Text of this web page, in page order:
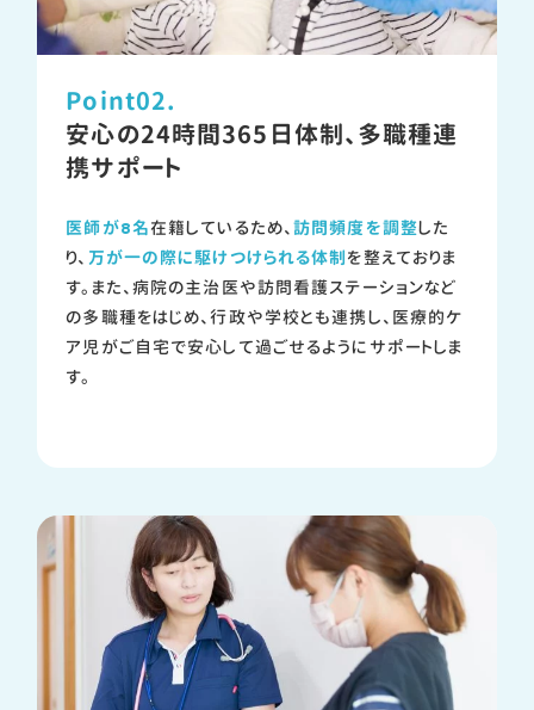
Point02.
安心の24時間365日体制、多職種連
携サポート
医師が8名在籍しているため、訪問頻度を調整した
り、 万が一の際に駆けつけられる体制を整えておりま
す。また、病院の主治医や訪問看護ステーションなど
の多職種をはじめ、行政や学校とも連携し、医療的ケ
ア児がご自宅で安心して過ごせるようにサポートしま
す。